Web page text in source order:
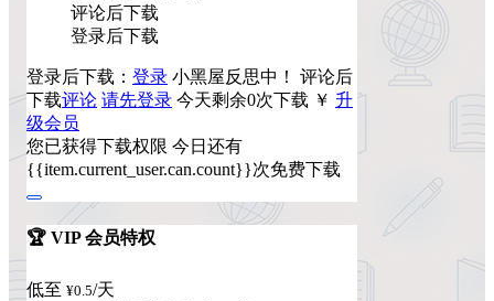
评论后下载
登录后下载
登录后下载： 登录 小黑屋反思中！ 评论后
下载评论 请先登录 今天剩余0次下载 ￥ 升
级会员
您已获得下载权限 今日还有
{{item.current_user.can.count}}次免费下载
🏆 VIP 会员特权
低至 ¥0.5/天